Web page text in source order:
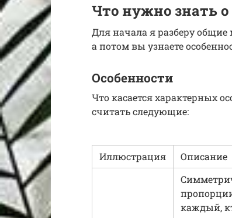
Что нужно знать
Для начала я разберу
а потом вы узнаете
Особенности
Что касается характерных
считать следующие:
Иллюстрация
Описание
каждый,